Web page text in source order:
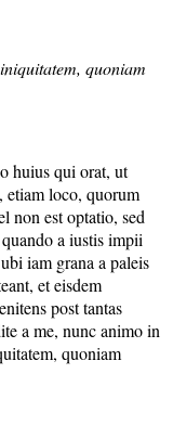
quoniam
huius qui orat, ut
etiam loco, quorum
non est optatio, sed
a iustis impii
iam grana a paleis
et eisdem
post tantas
a me, nunc animo in
quoniam